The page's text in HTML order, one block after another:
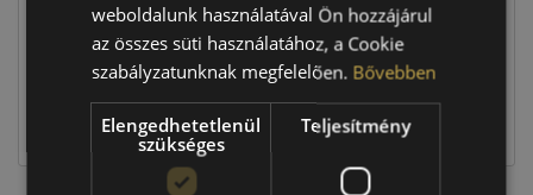
121 960 Ft
Kosárba
weboldalunk használatával Ön hozzájárul
az összes süti használatához, a Cookie
szabályzatunknak megfelelően. Bővebben
Elengedhetetlenül
szükséges
Teljesítmény